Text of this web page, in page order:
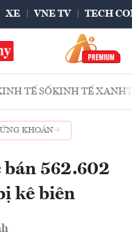
XE VNE TV TECH
TẾ SỐKINH TẾ XANH
KHOÁN
562.602
kê biên